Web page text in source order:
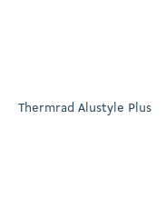
Thermrad Alustyle Plus